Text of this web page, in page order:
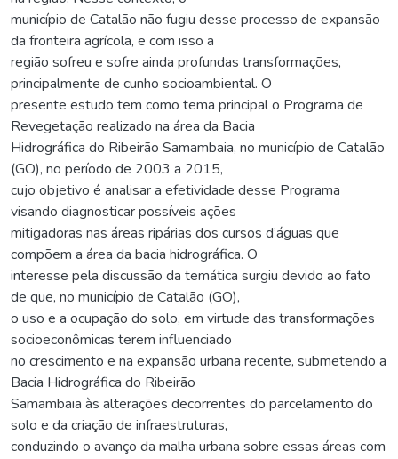
município de Catalão não fugiu desse processo de expansão
da fronteira agrícola, e com isso a
região sofreu e sofre ainda profundas transformações,
principalmente de cunho socioambiental. O
presente estudo tem como tema principal o Programa de
Revegetação realizado na área da Bacia
Hidrográfica do Ribeirão Samambaia, no município de Catalão
(GO), no período de 2003 a 2015,
cujo objetivo é analisar a efetividade desse Programa
visando diagnosticar possíveis ações
mitigadoras nas áreas ripárias dos cursos d’águas que
compõem a área da bacia hidrográfica. O
interesse pela discussão da temática surgiu devido ao fato
de que, no município de Catalão (GO),
o uso e a ocupação do solo, em virtude das transformações
socioeconômicas terem influenciado
no crescimento e na expansão urbana recente, submetendo a
Bacia Hidrográfica do Ribeirão
Samambaia às alterações decorrentes do parcelamento do
solo e da criação de infraestruturas,
conduzindo o avanço da malha urbana sobre essas áreas com